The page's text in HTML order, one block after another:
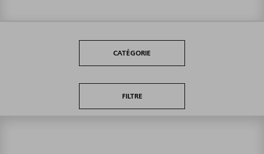
CATÉGORIE
FILTRE